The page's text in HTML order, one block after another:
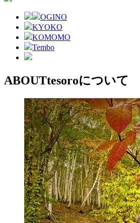
OGINO
KYOKO
KOMOMO
Tembo
ABOUTtesoroについて